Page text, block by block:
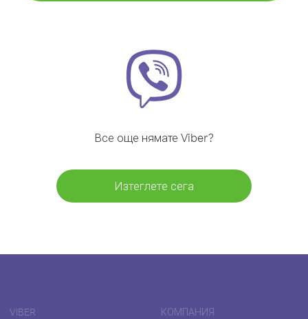
Все още нямате Viber?
Изтеглете сега
VIBER КОМПАНИЯ